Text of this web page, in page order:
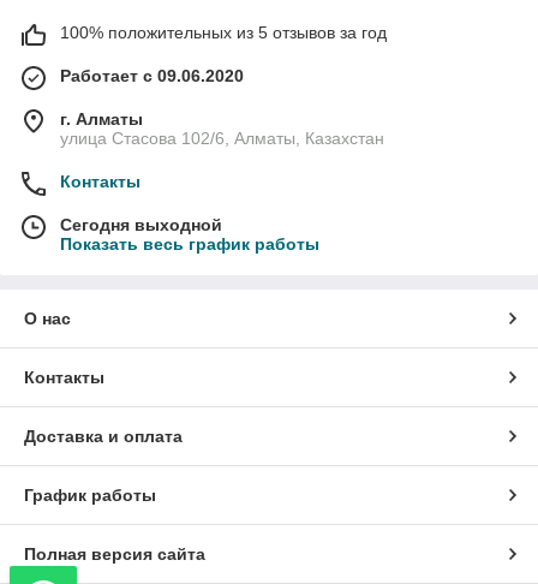
100% положительных из 5 отзывов за год
Работает с 09.06.2020
г. Алматы
улица Стасова 102/6, Алматы, Казахстан
Контакты
Сегодня выходной
Показать весь график работы
О нас
Контакты
Доставка и оплата
График работы
Полная версия сайта